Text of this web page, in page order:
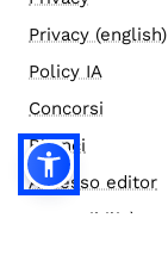
Privacy (english)
Policy IA
Concorsi
Bilanci
Accesso editor
Accessibilità